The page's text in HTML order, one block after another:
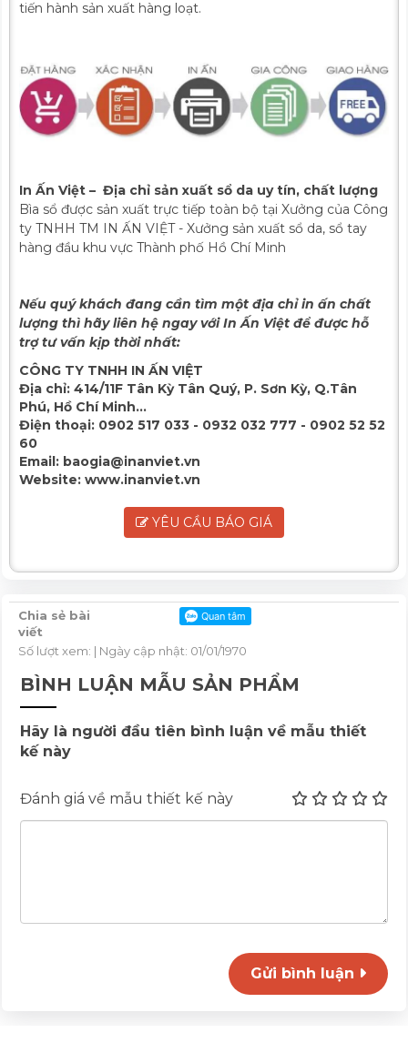
tiến hành sản xuất hàng loạt.
In Ấn Việt – Địa chỉ sản xuất sổ da uy tín, chất lượng
Bìa sổ được sản xuất trực tiếp toàn bộ tại Xưởng của Công
ty TNHH TM IN ẤN VIỆT - Xưởng sản xuất sổ da, sổ tay
hàng đầu khu vực Thành phố Hồ Chí Minh
Nếu quý khách đang cần tìm một địa chỉ in ấn chất
lượng thì hãy liên hệ ngay với In Ấn Việt để được hỗ
trợ tư vấn kịp thời nhất:
CÔNG TY TNHH IN ẤN VIỆT
Địa chỉ: 414/11F Tân Kỳ Tân Quý, P. Sơn Kỳ, Q.Tân
Phú, Hồ Chí Minh...
Điện thoại: 0902 517 033 - 0932 032 777 - 0902 52 52
60
Email: baogia@inanviet.vn
Website: www.inanviet.vn
YÊU CẦU BÁO GIÁ
Chia sẻ bài
viết
Số lượt xem: | Ngày cập nhật: 01/01/1970
BÌNH LUẬN MẪU SẢN PHẨM
Hãy là người đầu tiên bình luận về mẫu thiết
kế này
Đánh giá về mẫu thiết kế này
Gửi bình luận